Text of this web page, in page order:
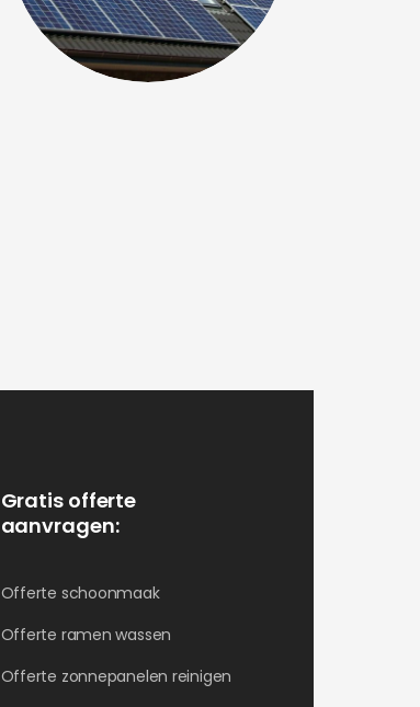
Gratis offerte
aanvragen:
Offerte schoonmaak
Offerte ramen wassen
Offerte zonnepanelen reinigen